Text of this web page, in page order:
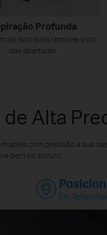
Profunda
ao solo para remover o pó
das aberturas.
Alta
com precisão a sua
bem no escuro.
Em Tempo